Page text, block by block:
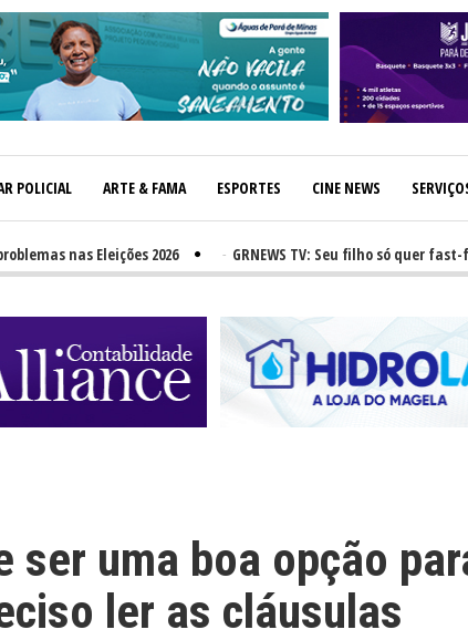
POLICIAL ARTE & FAMA ESPORTES CINE NEWS
nas Eleições 2026 GRNEWS TV: Seu filho só quer fast-
ser uma boa opção
ler as cláusulas